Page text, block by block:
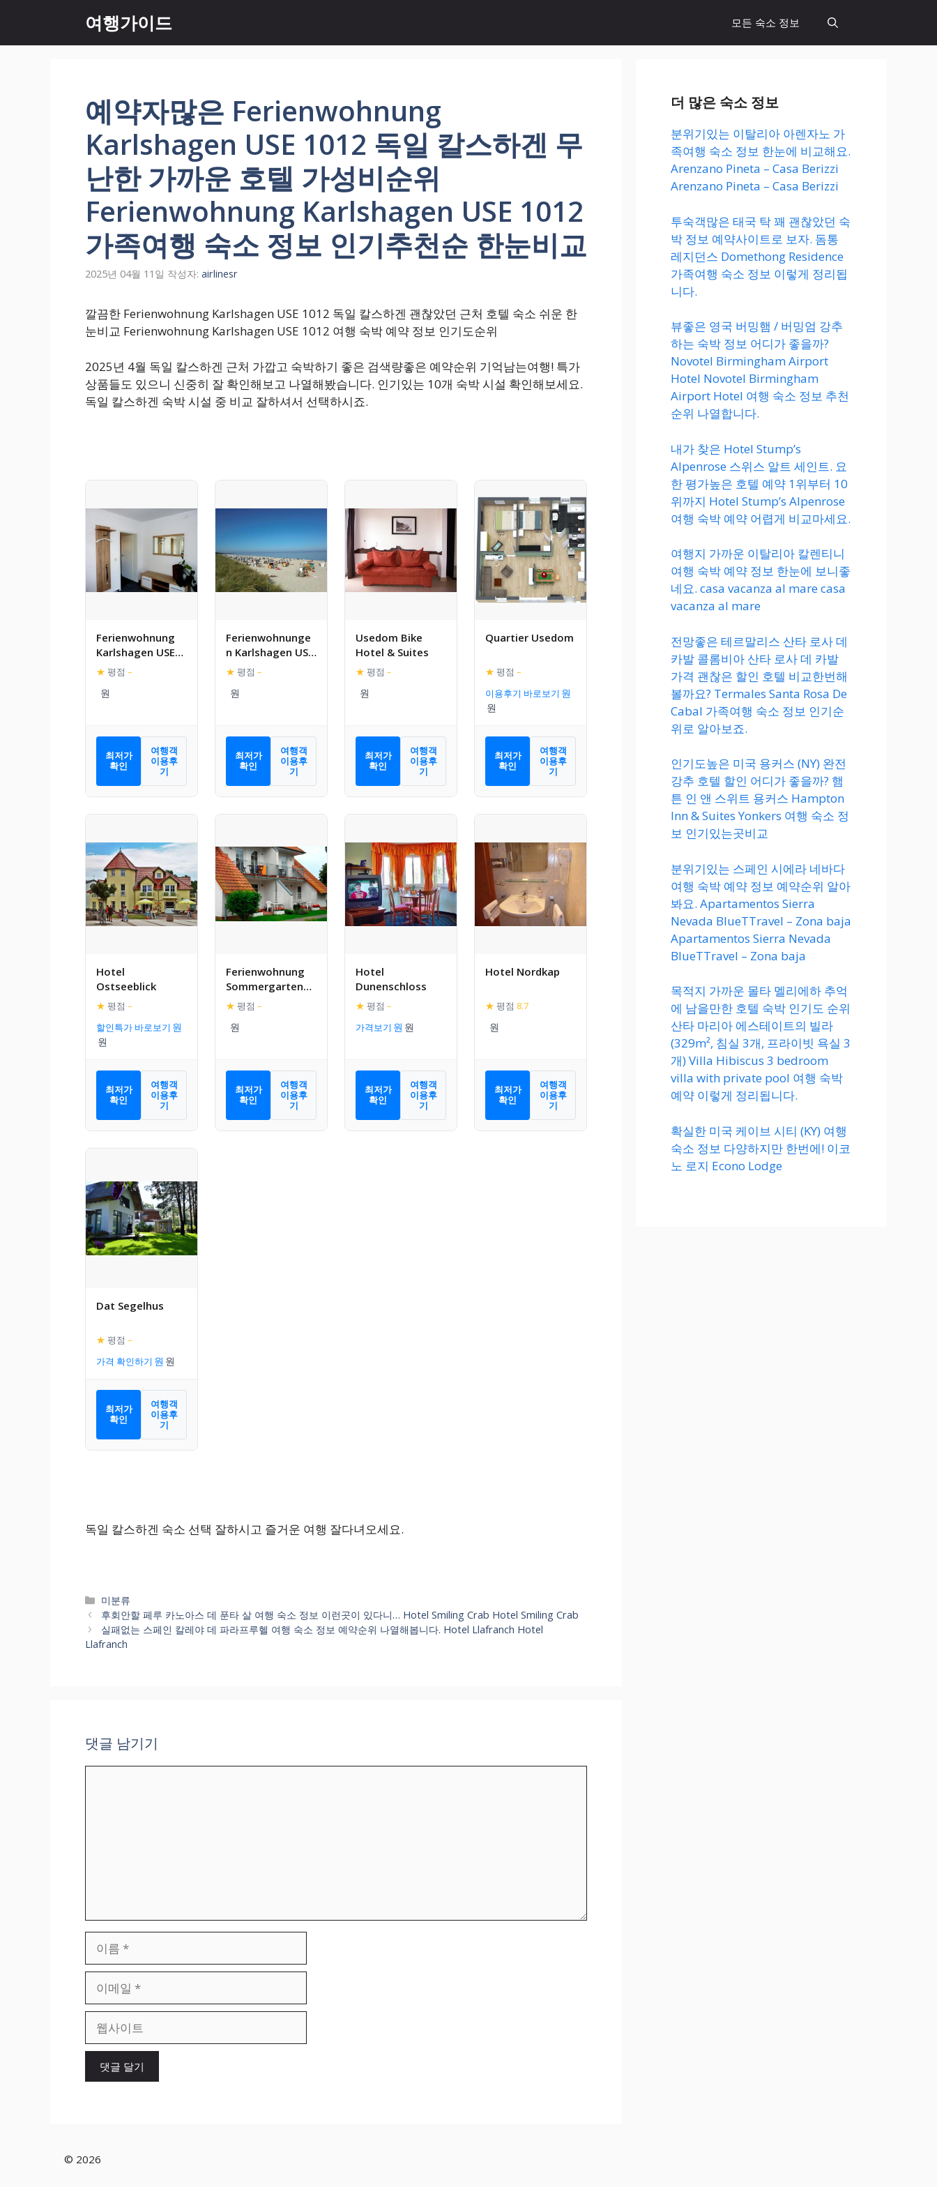
츠
여행가이드 모든 숙소 정보
예약자많은 Ferienwohnung
Karlshagen USE 1012 독일 칼스하겐 무
난한 가까운 호텔 가성비순위
Ferienwohnung Karlshagen USE 1012
가족여행 숙소 정보 인기추천순 한눈비교
2025년 04월 11일 작성자: airlinesr
깔끔한 Ferienwohnung Karlshagen USE 1012 독일 칼스하겐 괜찮았던 근처 호텔 숙소 쉬운 한
눈비교 Ferienwohnung Karlshagen USE 1012 여행 숙박 예약 정보 인기도순위
2025년 4월 독일 칼스하겐 근처 가깝고 숙박하기 좋은 검색량좋은 예약순위 기억남는여행! 특가
상품들도 있으니 신중히 잘 확인해보고 나열해봤습니다. 인기있는 10개 숙박 시설 확인해보세요.
독일 칼스하겐 숙박 시설 중 비교 잘하셔서 선택하시죠.
Ferienwohnung
Karlshagen USE
1012
★ 평점 –
최저가
확인
여행객
이용후
기
Ferienwohnunge
n Karlshagen USE
1060
★ 평점 –
최저가
확인
여행객
이용후
기
Usedom Bike
Hotel & Suites
★ 평점 –
최저가
확인
여행객
이용후
기
Quartier Usedom
★ 평점 –
이용후기 바로보기
최저가
확인
여행객
이용후
기
Hotel
Ostseeblick
★ 평점 –
할인특가 바로보기
최저가
확인
여행객
이용후
기
Ferienwohnung
Sommergarten
4009 GO
★ 평점 –
최저가
확인
여행객
이용후
기
Hotel
Dunenschloss
★ 평점 –
가격보기
최저가
확인
여행객
이용후
기
Hotel Nordkap
★ 평점 8.7
최저가
확인
여행객
이용후
기
Dat Segelhus
★ 평점 –
가격 확인하기
최저가
확인
여행객
이용후
기
독일 칼스하겐 숙소 선택 잘하시고 즐거운 여행 잘다녀오세요.
카
테
고
리
미분류
후회안할 페루 카노아스 데 푼타 살 여행 숙소 정보 이런곳이 있다니… Hotel Smiling Crab Hotel Smiling Crab
실패없는 스페인 칼레야 데 파라프루헬 여행 숙소 정보 예약순위 나열해봅니다. Hotel Llafranch Hotel
Llafranch
댓글 남기기
일
이
더 많은 숙소 정보
분위기있는 이탈리아 아렌자노 가
족여행 숙소 정보 한눈에 비교해요.
Arenzano Pineta – Casa Berizzi
Arenzano Pineta – Casa Berizzi
투숙객많은 태국 탁 꽤 괜찮았던 숙
박 정보 예약사이트로 보자. 돔통
레지던스 Domethong Residence
가족여행 숙소 정보 이렇게 정리됩
니다.
뷰좋은 영국 버밍햄 / 버밍엄 강추
하는 숙박 정보 어디가 좋을까?
Novotel Birmingham Airport
Hotel Novotel Birmingham
Airport Hotel 여행 숙소 정보 추천
순위 나열합니다.
내가 찾은 Hotel Stump’s
Alpenrose 스위스 알트 세인트. 요
한 평가높은 호텔 예약 1위부터 10
위까지 Hotel Stump’s Alpenrose
여행 숙박 예약 어렵게 비교마세요.
여행지 가까운 이탈리아 칼렌티니
여행 숙박 예약 정보 한눈에 보니좋
네요. casa vacanza al mare casa
vacanza al mare
전망좋은 테르말리스 산타 로사 데
카발 콜롬비아 산타 로사 데 카발
가격 괜찮은 할인 호텔 비교한번해
볼까요? Termales Santa Rosa De
Cabal 가족여행 숙소 정보 인기순
위로 알아보죠.
인기도높은 미국 용커스 (NY) 완전
강추 호텔 할인 어디가 좋을까? 햄
튼 인 앤 스위트 용커스 Hampton
Inn & Suites Yonkers 여행 숙소 정
보 인기있는곳비교
분위기있는 스페인 시에라 네바다
여행 숙박 예약 정보 예약순위 알아
봐요. Apartamentos Sierra
Nevada BlueTTravel – Zona baja
Apartamentos Sierra Nevada
BlueTTravel – Zona baja
목적지 가까운 몰타 멜리에하 추억
에 남을만한 호텔 숙박 인기도 순위
산타 마리아 에스테이트의 빌라
(329m², 침실 3개, 프라이빗 욕실 3
개) Villa Hibiscus 3 bedroom
villa with private pool 여행 숙박
예약 이렇게 정리됩니다.
확실한 미국 케이브 시티 (KY) 여행
숙소 정보 다양하지만 한번에! 이코
노 로지 Econo Lodge
© 2026